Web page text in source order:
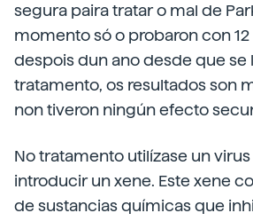
segura paira tratar o mal de
momento só o probaron con
despois dun ano desde que se
tratamento, os resultados son
non tiveron ningún efecto
No tratamento utilízase un
introducir un xene. Este xene
de sustancias químicas que